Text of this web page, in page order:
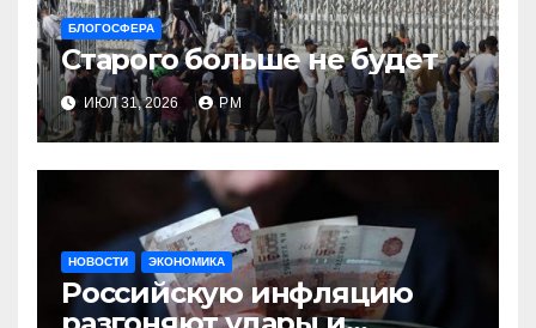
БЛОГОСФЕРА
Старого больше не будет
ИЮЛ 31, 2026 РМ
НОВОСТИ ЭКОНОМИКА
Российскую инфляцию